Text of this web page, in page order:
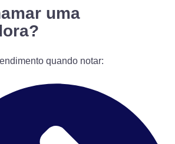
uma
quando notar: